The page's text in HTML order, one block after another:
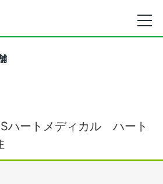
ハートメディカル ハート